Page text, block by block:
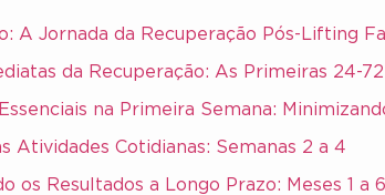
A Jornada da Recuperação Pós-Lifting
da Recuperação: As Primeiras 24-
na Primeira Semana:
Atividades Cotidianas: Semanas 2 a 4
os Resultados a Longo Prazo: Meses 1 a 6